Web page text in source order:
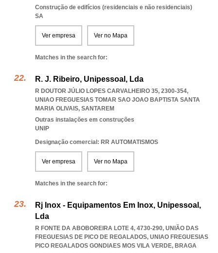
Construção de edifícios (residenciais e não residenciais)
SA
Ver empresa Ver no Mapa
Matches in the search for:
R. J. Ribeiro, Unipessoal, Lda
R DOUTOR JÚLIO LOPES CARVALHEIRO 35, 2300-354,
UNIAO FREGUESIAS TOMAR SAO JOAO BAPTISTA SANTA
MARIA OLIVAIS, SANTAREM
Outras instalações em construções
UNIP
Designação comercial: RR AUTOMATISMOS
Ver empresa Ver no Mapa
Matches in the search for:
Rj Inox - Equipamentos Em Inox, Unipessoal,
Lda
R FONTE DA ABOBOREIRA LOTE 4, 4730-290, UNIÃO DAS
FREGUESIAS DE PICO DE REGALADOS, UNIAO FREGUESIAS
PICO REGALADOS GONDIAES MOS VILA VERDE, BRAGA